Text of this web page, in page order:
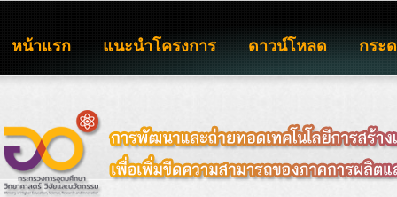
หน้าแรก แนะนำโครงการ ดาวน์โหลด กระ